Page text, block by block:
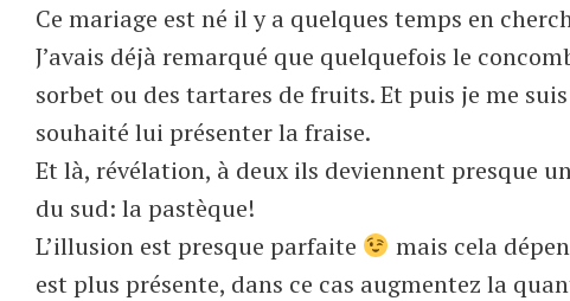
Ce mariage est né il y a quelques temps en
J’avais déjà remarqué que quelquefois le
sorbet ou des tartares de fruits. Et puis je me
souhaité lui présenter la fraise.
Et là, révélation, à deux ils deviennent presque
du sud: la pastèque!
L’illusion est presque parfaite
mais cela
est plus présente, dans ce cas augmentez la